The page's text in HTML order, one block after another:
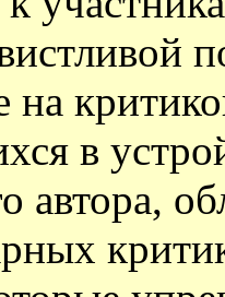
на
в
автора,